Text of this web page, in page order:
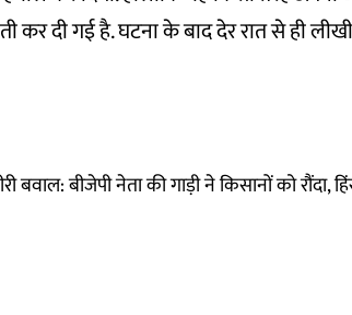
कर दी गई है. घटना के बाद देर रात से ही
बवाल: बीजेपी नेता की गाड़ी ने किसानों को रौंदा,